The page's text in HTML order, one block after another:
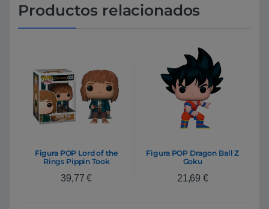
Productos relacionados
Figura POP Lord of the
Rings Pippin Took
39,77€
Figura POP Dragon Ball Z
Goku
21,69 €